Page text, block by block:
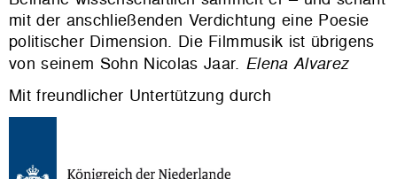
mit der anschließenden Verdichtung eine Poesie
politischer Dimension. Die Filmmusik ist übrigens
von seinem Sohn Nicolas Jaar. Elena Alvarez
Mit freundlicher Untertützung durch